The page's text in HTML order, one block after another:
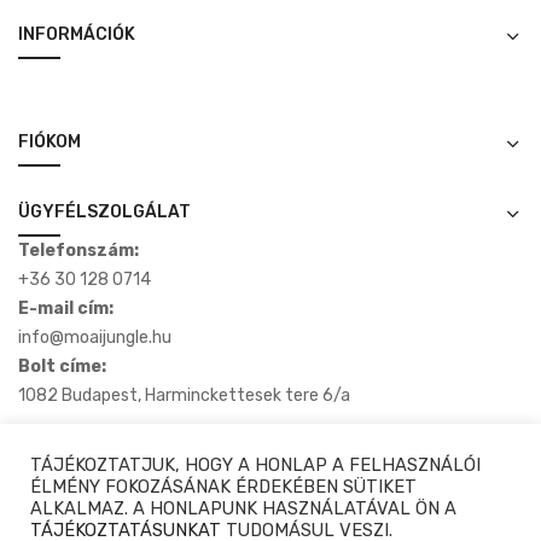
INFORMÁCIÓK
FIÓKOM
ÜGYFÉLSZOLGÁLAT
Telefonszám:
+36 30 128 0714
E-mail cím:
info@moaijungle.hu
Bolt címe:
1082 Budapest, Harminckettesek tere 6/a
Copyright © 2020-2025 Moaijungle.hu. Minden Jog Fenntartva.
TÁJÉKOZTATJUK, HOGY A HONLAP A FELHASZNÁLÓI
ÉLMÉNY FOKOZÁSÁNAK ÉRDEKÉBEN SÜTIKET
ALKALMAZ. A HONLAPUNK HASZNÁLATÁVAL ÖN A
TÁJÉKOZTATÁSUNKAT TUDOMÁSUL VESZI.